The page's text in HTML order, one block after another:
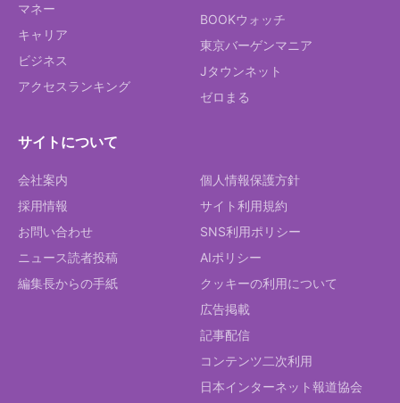
マネー
キャリア
ビジネス
アクセスランキング
BOOKウォッチ
東京バーゲンマニア
Jタウンネット
ゼロまる
サイトについて
会社案内
採用情報
お問い合わせ
ニュース読者投稿
編集長からの手紙
個人情報保護方針
サイト利用規約
SNS利用ポリシー
AIポリシー
クッキーの利用について
広告掲載
記事配信
コンテンツ二次利用
日本インターネット報道協会